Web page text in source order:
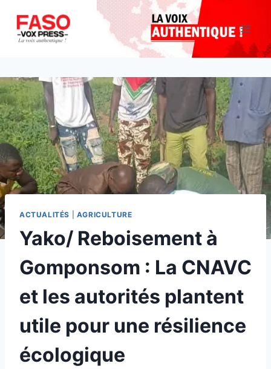
contenu
ACTUALITÉS AGRICULTURE
Yako/ Reboisement à
Gomponsom : La CNAVC
et les autorités plantent
utile pour une résilience
écologique